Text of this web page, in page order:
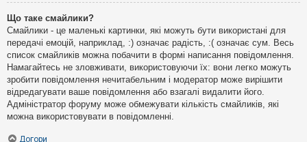
Що таке смайлики?
Смайлики - це маленькі картинки, які можуть бути використані для
передачі емоцій, наприклад, :) означає радість, :( означає сум. Весь
список смайликів можна побачити в формі написання повідомлення.
Намагайтесь не зловживати, використовуючи їх: вони легко можуть
зробити повідомлення нечитабельним і модератор може вирішити
відредагувати ваше повідомлення або взагалі видалити його.
Адміністратор форуму може обмежувати кількість смайликів, які
можна використовувати в повідомленні.
Догори